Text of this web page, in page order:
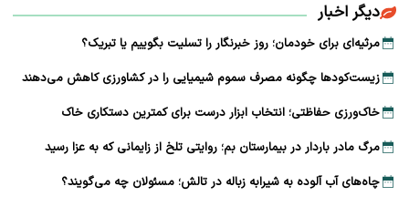
دیگر اخبار
مرثیه‌ای برای خودمان؛ روز خبرنگار را تسلیت بگوییم یا تبریک؟
زیست‌کودها چگونه مصرف سموم شیمیایی را در کشاورزی کاهش می‌دهند
خاک‌ورزی حفاظتی؛ انتخاب ابزار درست برای کمترین دستکاری خاک
مرگ مادر باردار در بیمارستان بم؛ روایتی تلخ از زایمانی که به عزا رسید
چاه‌های آب آلوده به شیرابه زباله در تالش؛ مسئولان چه می‌گویند؟